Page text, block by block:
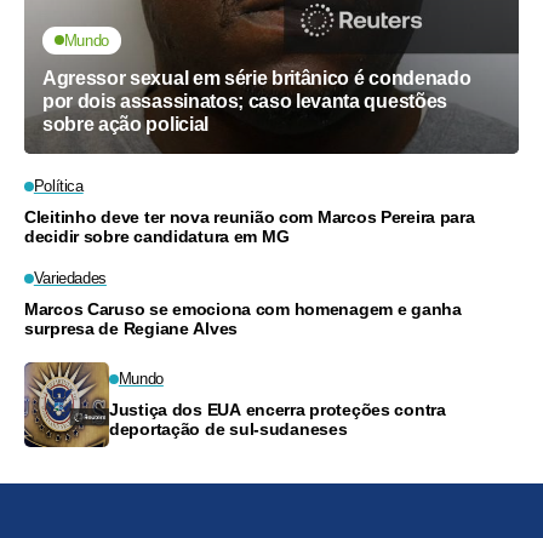
Mundo
Agressor sexual em série britânico é condenado
por dois assassinatos; caso levanta questões
sobre ação policial
Política
Cleitinho deve ter nova reunião com Marcos Pereira para
decidir sobre candidatura em MG
Variedades
Marcos Caruso se emociona com homenagem e ganha
surpresa de Regiane Alves
Mundo
Justiça dos EUA encerra proteções contra
deportação de sul-sudaneses